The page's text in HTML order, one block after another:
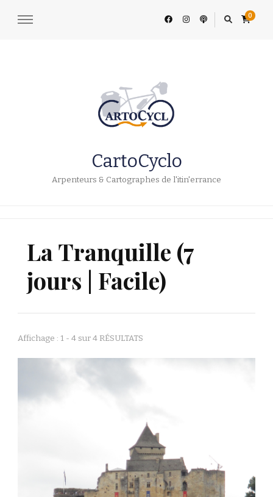
0
CartoCyclo
Arpenteurs & Cartographes de l'itin'errance
La Tranquille (7
jours | Facile)
Affichage : 1 - 4 sur 4 RÉSULTATS